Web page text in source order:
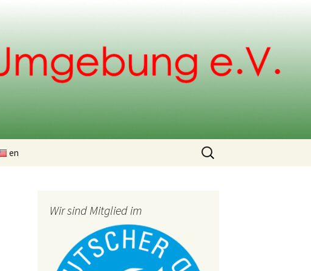
en
Search
for:
Wir sind Mitglied im